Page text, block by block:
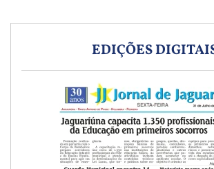
EDIÇÕES